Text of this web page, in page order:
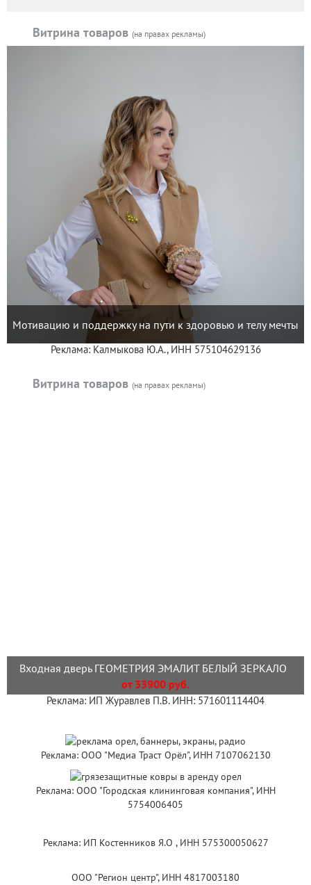
Витрина товаров (на правах рекламы)
Мотивацию и поддержку на пути к здоровью и телу мечты
Реклама: Калмыкова Ю.А., ИНН 575104629136
Витрина товаров (на правах рекламы)
Входная дверь ГЕОМЕТРИЯ ЭМАЛИТ БЕЛЫЙ ЗЕРКАЛО
от 33900 руб.
Реклама: ИП Журавлев П.В. ИНН: 571601114404
Реклама: ООО "Медиа Траст Орёл", ИНН 7107062130
Реклама: ООО "Городская клининговая компания", ИНН
5754006405
Реклама: ИП Костенников Я.О , ИНН 575300050627
ООО "Регион центр", ИНН 4817003180